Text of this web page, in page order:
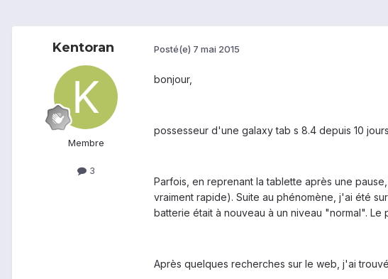
Kentoran
Membre
3
Posté(e) 7 mai 2015
bonjour,
possesseur d'une galaxy tab s 8.4 depuis 10
Parfois, en reprenant la tablette après une
vraiment rapide). Suite au phénomène, j'ai été
batterie était à nouveau à un niveau "normal".
Après quelques recherches sur le web, j'ai